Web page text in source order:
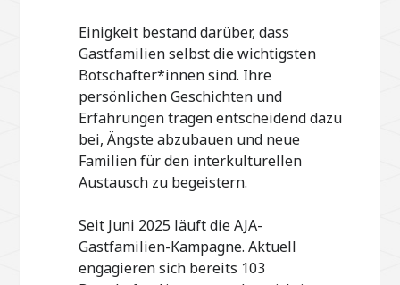
Einigkeit bestand darüber, dass
Gastfamilien selbst die wichtigsten
Botschafter*innen sind. Ihre
persönlichen Geschichten und
Erfahrungen tragen entscheidend dazu
bei, Ängste abzubauen und neue
Familien für den interkulturellen
Austausch zu begeistern.
Seit Juni 2025 läuft die AJA-
Gastfamilien-Kampagne. Aktuell
engagieren sich bereits 103